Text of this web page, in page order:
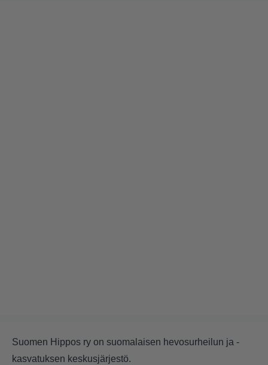
Suomen Hippos ry on suomalaisen hevosurheilun ja -
kasvatuksen keskusjärjestö.